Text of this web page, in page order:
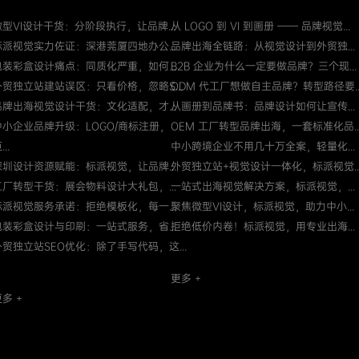
型VI设计干货：分阶段执行，让品牌...
派视觉实力佐证：深港莞厦四地办公...
装彩盒设计痛点：同质化严重，如何...
贸独立站建站误区：只看价格，忽略S...
牌出海视觉设计干货：文化适配，才...
企业品牌升级：LOGO/商标注册，
圳设计资源赋能：标派视觉，让品牌...
厂转型干货：展会物料设计大礼包，...
派视觉服务承诺：拒绝模板化，每一...
装彩盒设计与印刷：一站式服务，省...
独立站SEO优化：除了手写代码，这...
多 +
从 LOGO 到 VI 到画册 —— 品牌视觉...
品牌出海全链路：从视觉设计到外贸独...
B2B 企业为什么一定要做品牌？三个现...
ODM 代工厂想做自主品牌？转型路径要
从画册到品牌书：品牌设计如何让宣传...
OEM 工厂转型品牌出海，一套标准化品
中小跨境企业不用几十万全案，轻量化...
外贸独立站+视觉设计一体化，标派视觉
一站式出海视觉解决方案，标派视觉，...
聚焦微型VI设计，标派视觉，助力中小...
拒绝低价内卷！标派视觉，用专业出海...
更多 +